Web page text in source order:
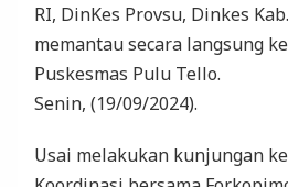
RI, DinKes Provsu, Dinkes
memantau secara langsung
Puskesmas Pulu Tello.
Senin, (19/09/2024).
Usai melakukan kunjungan